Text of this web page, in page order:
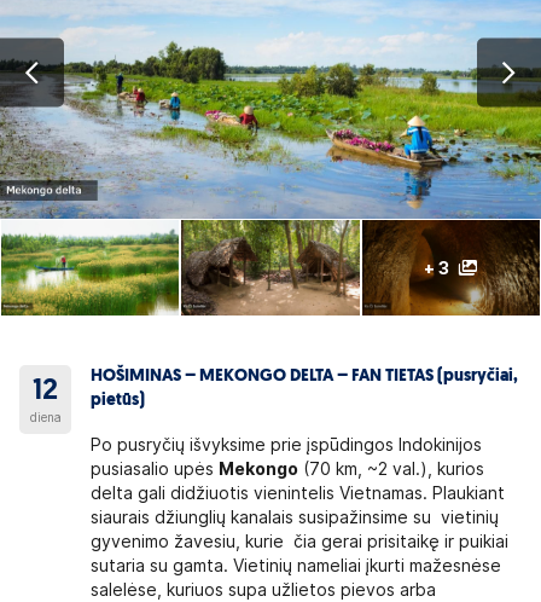
+ 3
12
diena
HOŠIMINAS – MEKONGO DELTA – FAN TIETAS (pusryčiai,
pietūs)
Po pusryčių išvyksime prie įspūdingos Indokinijos
pusiasalio upės Mekongo (70 km, ~2 val.), kurios
delta gali didžiuotis vienintelis Vietnamas. Plaukiant
siaurais džiunglių kanalais susipažinsime su vietinių
gyvenimo žavesiu, kurie čia gerai prisitaikę ir puikiai
sutaria su gamta. Vietinių nameliai įkurti mažesnėse
salelėse, kuriuos supa užlietos pievos arba